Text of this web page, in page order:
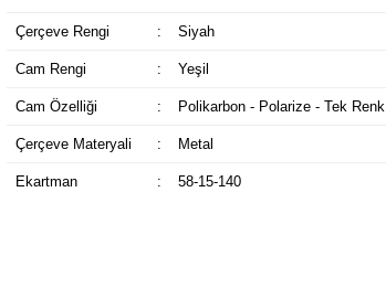
Çerçeve Rengi : Siyah
Cam Rengi : Yeşil
Cam Özelliği : Polikarbon - Polarize - Tek Renk
Çerçeve Materyali : Metal
Ekartman : 58-15-140